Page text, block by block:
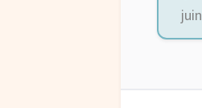
juin